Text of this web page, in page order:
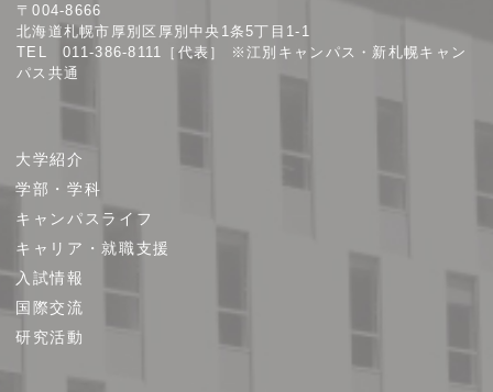
学
〒004-8666
北海道札幌市厚別区厚別中央1条5丁目1-1
TEL 011-386-8111［代表］ ※江別キャンパス・新札幌キャン
パス共通
ト
プ
大学紹介
学部・学科
キャンパスライフ
キャリア・就職支援
入試情報
国際交流
研究活動